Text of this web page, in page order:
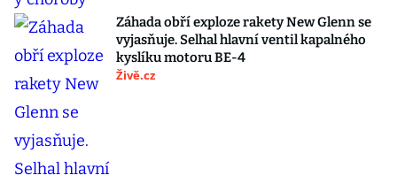
Záhada obří exploze rakety New Glenn se
vyjasňuje. Selhal hlavní ventil kapalného
kyslíku motoru BE-4
Živě.cz